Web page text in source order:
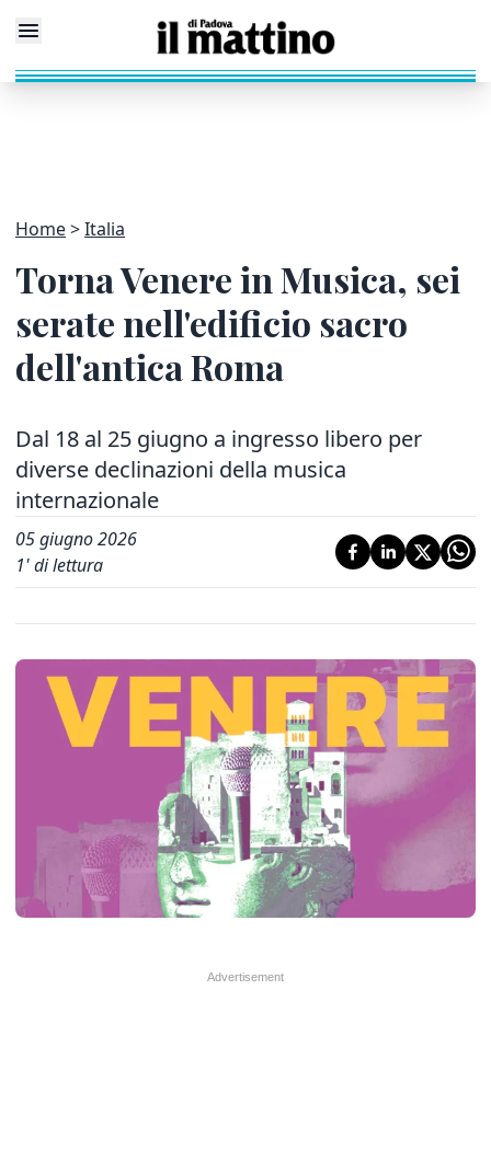
Home Italia
Torna Venere in Musica, sei
serate nell'edificio sacro
dell'antica Roma
Dal 18 al 25 giugno a ingresso libero per
diverse declinazioni della musica
internazionale
05 giugno 2026
1' di lettura